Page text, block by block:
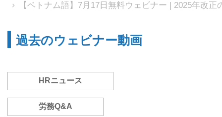
【ベトナム語】7月17日無料ウェビナー | 2025年改
過去のウェビナー動画
HRニュース
労務Q&A